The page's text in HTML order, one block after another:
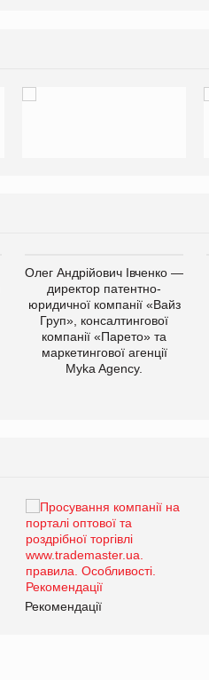
Олег Андрійович Івченко —
директор патентно-
юридичної компанії «Вайз
Груп», консалтингової
компанії «Парето» та
маркетингової агенції
Myka Agency.
Рекомендації